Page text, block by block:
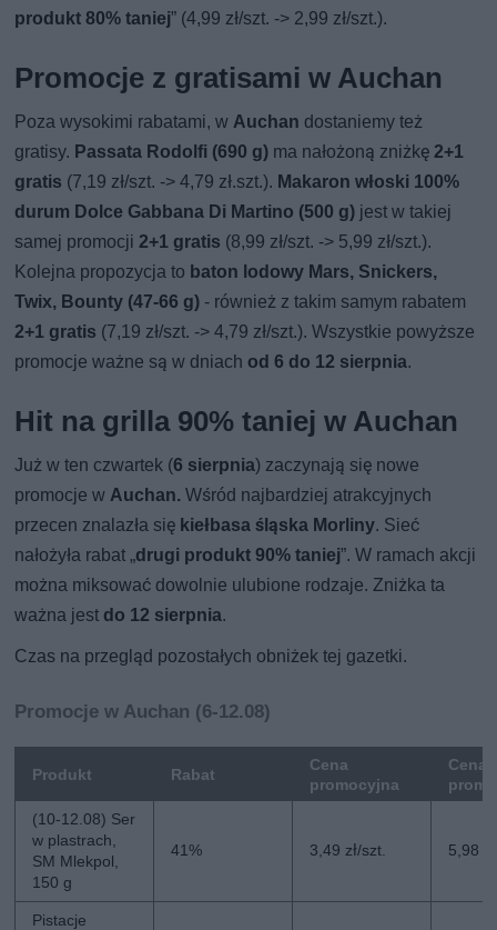
produkt 80% taniej” (4,99 zł/szt. -> 2,99 zł/szt.).
Promocje z gratisami w Auchan
Poza wysokimi rabatami, w Auchan dostaniemy też
gratisy. Passata Rodolfi (690 g) ma nałożoną zniżkę2+1
gratis (7,19 zł/szt. -> 4,79 zł.szt.). Makaron włoski 100%
durum Dolce Gabbana Di Martino (500 g) jest w takiej
samej promocji2+1 gratis (8,99 zł/szt. -> 5,99 zł/szt.).
Kolejna propozycja to baton lodowy Mars, Snickers,
Twix, Bounty (47-66 g) - również z takim samym rabatem
2+1 gratis (7,19 zł/szt. -> 4,79 zł/szt.). Wszystkie powyższe
promocje ważne są w dniach od 6 do 12 sierpnia.
Hit na grilla 90% taniej w Auchan
Już w ten czwartek (6 sierpnia) zaczynają się nowe
promocje w Auchan. Wśród najbardziej atrakcyjnych
przecen znalazła się kiełbasa śląska Morliny. Sieć
nałożyła rabat „drugi produkt 90% taniej”. W ramach akcji
można miksować dowolnie ulubione rodzaje. Zniżka ta
ważna jest do 12 sierpnia.
Czas na przegląd pozostałych obniżek tej gazetki.
Promocje w Auchan (6-12.08)
Produkt Rabat
Cena
promocyjna
Cena
(10-12.08) Ser
w plastrach,
SM Mlekpol,
150 g
41% 3,49 zł/szt. 5,98
Pistacje